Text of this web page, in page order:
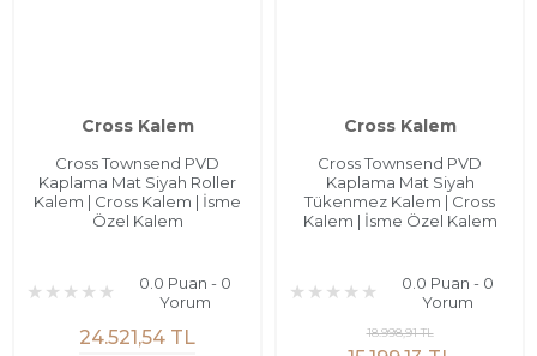
Cross Kalem
Cross Townsend PVD
Kaplama Mat Siyah Roller
Kalem | Cross Kalem | İsme
Özel Kalem
0.0 Puan - 0
Yorum
24.521,54 TL
Cross Kalem
Cross Townsend PVD
Kaplama Mat Siyah
Tükenmez Kalem | Cross
Kalem | İsme Özel Kalem
0.0 Puan - 0
Yorum
18.998,91 TL